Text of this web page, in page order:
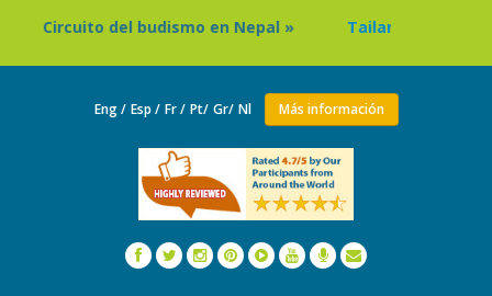
del budismo en Nepal » Tailandia: Programa de
Eng / Esp / Fr / Pt/ Gr/ Nl Más información